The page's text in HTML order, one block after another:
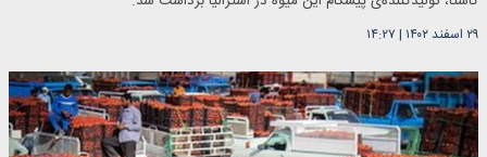
۲۹ اسفند ۱۴۰۲ | ۱۴:۲۷